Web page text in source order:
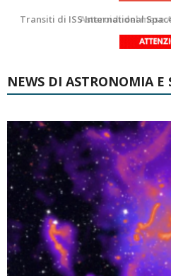
La Luna del
NEWS DI ASTRONOMIA E